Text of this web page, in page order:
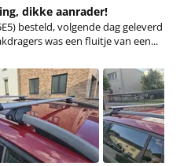
dikke aanrader!
besteld, volgende dag geleverd
was een fluitje van een...